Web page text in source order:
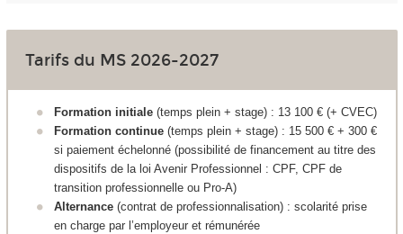
Tarifs du MS 2026-2027
Formation initiale (temps plein + stage) : 13 100 € (+ CVEC)
Formation continue (temps plein + stage) : 15 500 € + 300 €
si paiement échelonné (possibilité de financement au titre des
dispositifs de la loi Avenir Professionnel : CPF, CPF de
transition professionnelle ou Pro-A)
Alternance (contrat de professionnalisation) : scolarité prise
en charge par l’employeur et rémunérée